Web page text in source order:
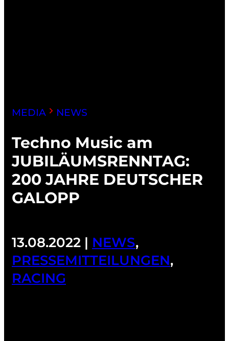
MEDIA NEWS
Techno Music am
JUBILÄUMSRENNTAG:
200 JAHRE DEUTSCHER
GALOPP
13.08.2022 | NEWS,
PRESSEMITTEILUNGEN,
RACING